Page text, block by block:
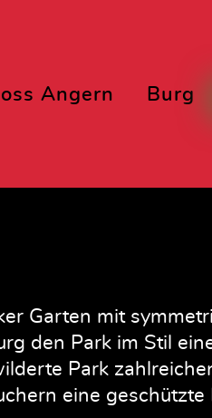
Angern Burg
Garten mit
den Park im Stil
Park
eine geschützte